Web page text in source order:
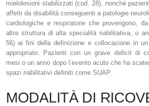
mielolesioni stabilizzati (cod. 28), nonché
affetti da disabilità conseguenti a patologie
cardiologiche e respiratorie che provengono,
altra struttura di alta specialità riabilitativa, o
56) ai fini della definizione e collocazione in
appropriato. Pazienti con un grave deficit di
mesi o un anno dopo l’evento acuto che ha
spazi riabilitativi definiti come SUAP.
MODALITÀ DI